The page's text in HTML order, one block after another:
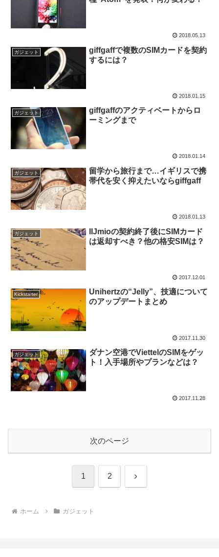
2018.05.13
ガジェット
giffgaffで複数のSIMカードを契約
するには？
2018.01.15
ガジェット
giffgaffのアクティベートからロ
ーミングまで
2018.01.14
ガジェット
留学から旅行まで…イギリスで携
帯代を安く抑えたいならgiffgaff
2018.01.13
ガジェット
IIJmioの契約終了後にSIMカード
は返却すべき？他の格安SIMは？
2017.12.01
Kickstarter
Unihertzの“Jelly”、技適について
のアップデートまとめ
2017.11.30
ガジェット
ダナン空港でViettelのSIMをゲッ
ト！入手場所やプランなどは？
2017.11.28
次のページ
1 2 次
ホーム ガジェット